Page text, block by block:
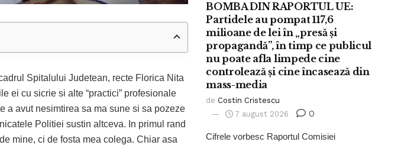
Spitalului Judetean, recte Florica Nita
ei cu sicrie si alte “practici” profesionale
a avut nesimtirea sa ma sune si sa pozeze
Politiei sustin altceva. In primul rand
mine, ci de fosta mea colega. Chiar asa
BOMBA DIN RAPORTUL UE:
Partidele au pompat 117,6
milioane de lei în „presă și
propagandă”, în timp ce publicul
nu poate afla limpede cine
controlează și cine încasează din
mass-media
de Costin Cristescu
7 august 2026
0
Cifrele vorbesc Raportul Comisiei